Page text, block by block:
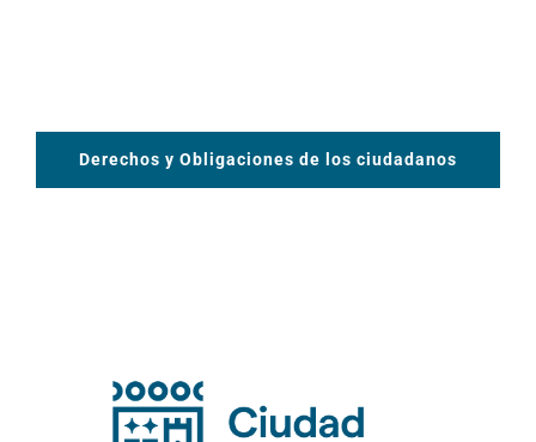
Derechos y Obligaciones de los ciudadanos